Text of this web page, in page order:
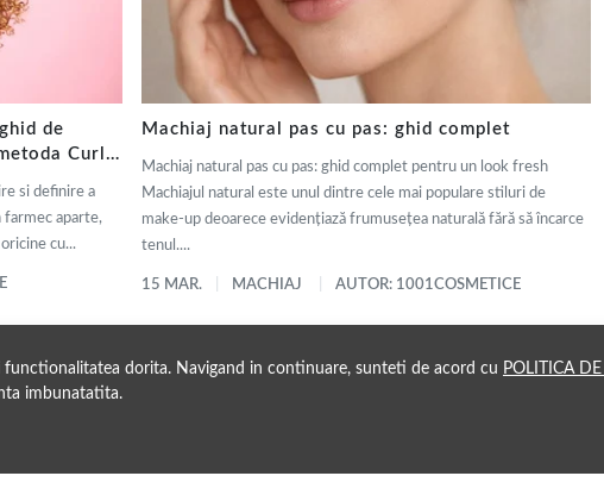
dorita. Navigand in continuare, sunteti de acord cu POLITICA
imbunatatita.
de
Curly
si definire a
farmec aparte,
cu...
Machiaj natural pas cu pas: ghid complet
Machiaj natural pas cu pas: ghid complet pentru un look fresh
Machiajul natural este unul dintre cele mai populare stiluri de
make-up deoarece evidențiază frumusețea naturală fără să încarce
tenul....
15 MAR. MACHIAJ AUTOR: 1001COSMETICE